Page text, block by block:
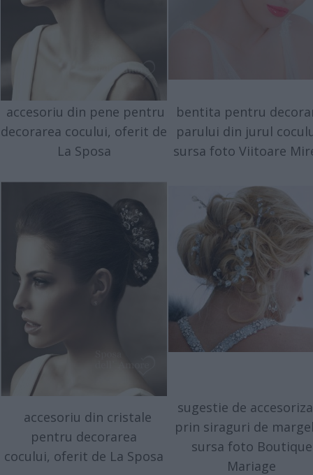
accesoriu din pene pentru
decorarea cocului, oferit de
La Sposa
bentita pentru
parului din jurul
sursa foto Viitoare
accesoriu din cristale
pentru decorarea
cocului, oferit de La Sposa
sugestie de
prin siraguri de
sursa foto Boutique
Mariage